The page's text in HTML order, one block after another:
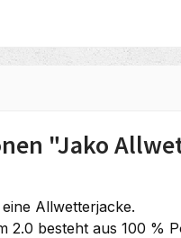
"Jako
Allwetterjacke.
2.0 besteht aus 100 %